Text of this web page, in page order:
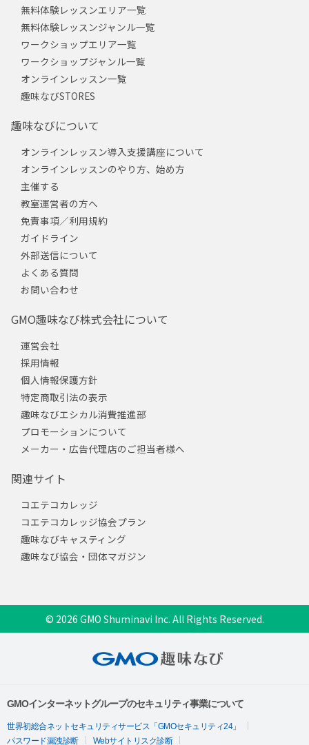
無料体験レッスンエリア一覧
無料体験レッスンジャンル一覧
ワークショップエリア一覧
ワークショップジャンル一覧
オンラインレッスン一覧
趣味なびSTORES
趣味なびについて
オンラインレッスン導入支援講座について
オンラインレッスンのやり方、始め方
主催する
教室運営者の方へ
免責事項／利用規約
ガイドライン
外部送信について
よくある質問
お問い合わせ
GMO趣味なび株式会社について
運営会社
採用情報
個人情報保護方針
特定商取引法の表示
趣味なびエシカル消費推進部
プロモーションについて
メーカー・広告代理店のご担当者様へ
関連サイト
コエテコカレッジ
コエテコカレッジ協会プラン
趣味なびキャスティング
趣味なび協会・団体マガジン
© 2026 GMO Shuminavi Inc. All Rights Reserved.